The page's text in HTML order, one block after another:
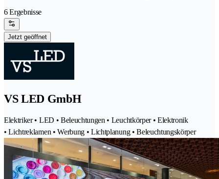
6 Ergebnisse
Jetzt geöffnet
VS LED GmbH
Elektriker • LED • Beleuchtungen • Leuchtkörper • Elektronik
• Lichtreklamen • Werbung • Lichtplanung • Beleuchtungskörper